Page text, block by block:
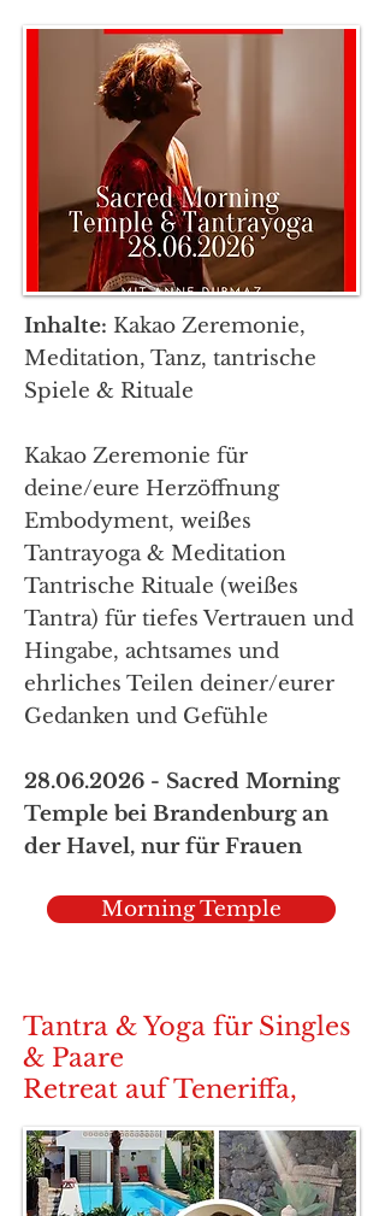
Inhalte: Kakao Zeremonie,
Meditation, Tanz, tantrische
Spiele & Rituale
Kakao Zeremonie für
deine/eure Herzöffnung
Embodyment, weißes
Tantrayoga & Meditation
Tantrische Rituale (weißes
Tantra) für tiefes Vertrauen und
Hingabe, achtsames und
ehrliches Teilen deiner/eurer
Gedanken und Gefühle​
28.06.2026 - Sacred Morning
Temple bei Brandenburg an
der Havel, nur für Frauen
Morning Temple
Tantra & Yoga für Singles
& Paare
Retreat auf Teneriffa,